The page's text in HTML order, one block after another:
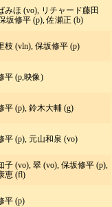
みほ (vo), リチャード藤田
坂修平 (p), 佐瀬正 (b)
枝 (vln), 保坂修平 (p)
平 (p,映像)
平 (p), 鈴木大輔 (g)
平 (p), 元山和泉 (vo)
子 (vo), 翠 (vo), 保坂修平 (p),
恵 (fl)
平 (p)